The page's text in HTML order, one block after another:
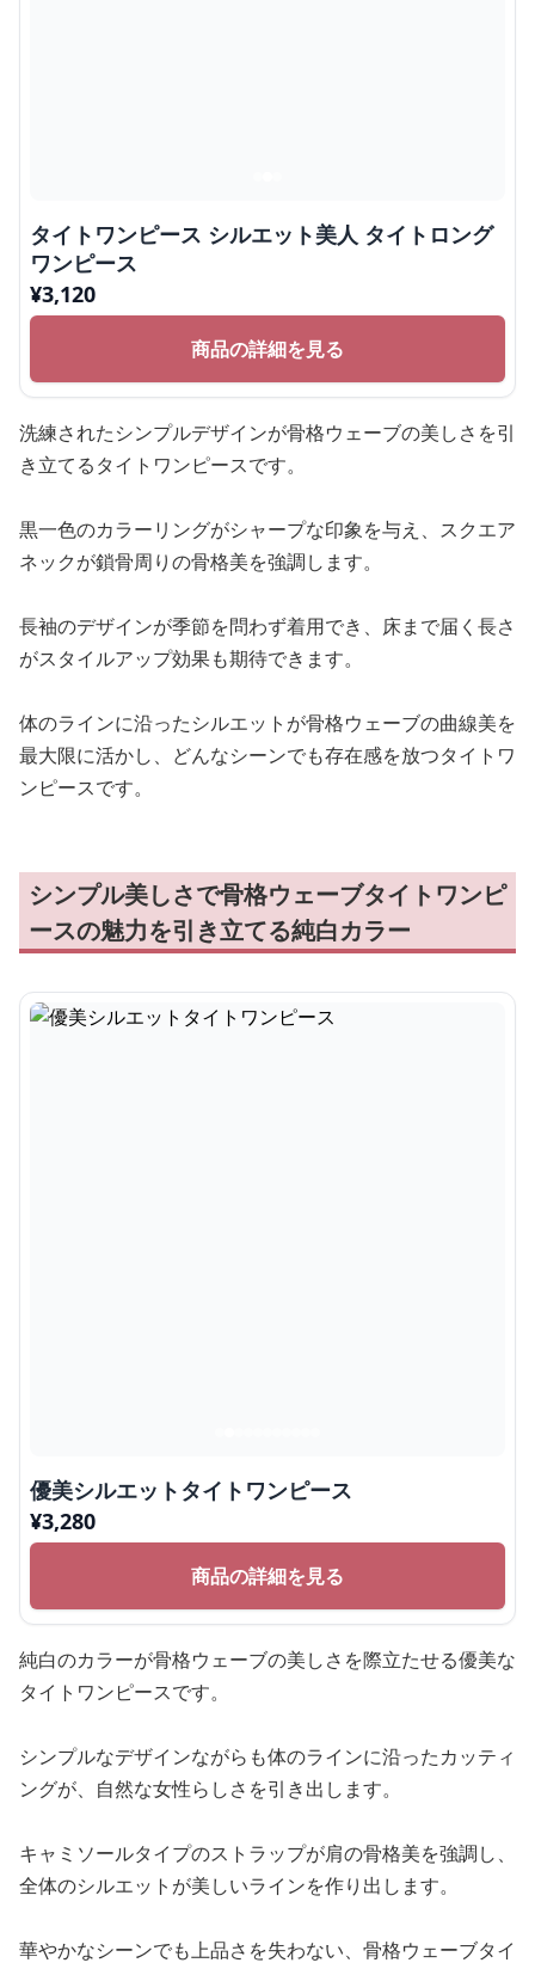
タイトワンピース シルエット美人 タイトロング
ワンピース
¥3,120
商品の詳細を見る
洗練されたシンプルデザインが骨格ウェーブの美しさを引
き立てるタイトワンピースです。
黒一色のカラーリングがシャープな印象を与え、スクエア
ネックが鎖骨周りの骨格美を強調します。
長袖のデザインが季節を問わず着用でき、床まで届く長さ
がスタイルアップ効果も期待できます。
体のラインに沿ったシルエットが骨格ウェーブの曲線美を
最大限に活かし、どんなシーンでも存在感を放つタイトワ
ンピースです。
シンプル美しさで骨格ウェーブタイトワンピ
ースの魅力を引き立てる純白カラー
優美シルエットタイトワンピース
¥3,280
商品の詳細を見る
純白のカラーが骨格ウェーブの美しさを際立たせる優美な
タイトワンピースです。
シンプルなデザインながらも体のラインに沿ったカッティ
ングが、自然な女性らしさを引き出します。
キャミソールタイプのストラップが肩の骨格美を強調し、
全体のシルエットが美しいラインを作り出します。
華やかなシーンでも上品さを失わない、骨格ウェーブタイ